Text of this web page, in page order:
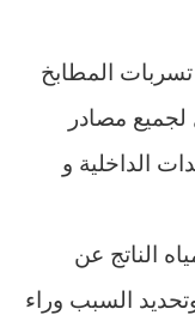
المطابخ
مصادر
الداخلية و
الناتج عن
السبب وراء